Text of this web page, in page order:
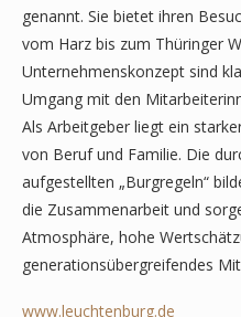
genannt. Sie bietet ihren
vom Harz bis zum Thüringer
Unternehmenskonzept sind
Umgang mit den
Als Arbeitgeber liegt ein
von Beruf und Familie. Die
aufgestellten „Burgregeln“
die Zusammenarbeit und
Atmosphäre, hohe
generationsübergreifendes
www.leuchtenburg.de